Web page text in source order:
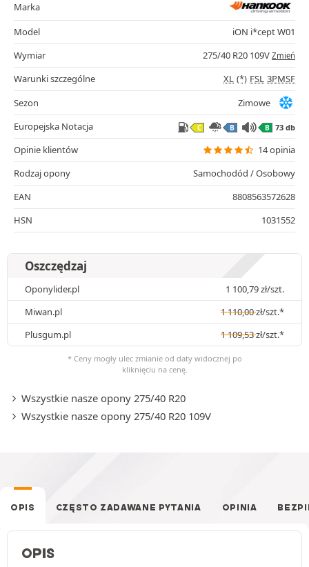
Marka
Model
iON i*cept W01
Wymiar
275/40 R20 109V Zmień
Warunki szczególne XL (*) FSL 3PMSF
Sezon
Zimowe
Europejska Notacja
C B B 73 db
Opinie klientów
14 opinia
Rodzaj opony
Samochodód / Osobowy
EAN
8808563572628
HSN
1031552
Oszczędzaj
Oponylider.pl 1 100,79zł/szt.
Miwan.pl
1 110,00zł/szt.*
Plusgum.pl
1 109,53zł/szt.*
* Ceny mogły ulec zmianie od daty widocznej po
kliknięciu na cenę.
Wszystkie nasze opony 275/40 R20
Wszystkie nasze opony 275/40 R20 109V
OPIS CZĘSTO ZADAWANE PYTANIA OPINIA
OPIS